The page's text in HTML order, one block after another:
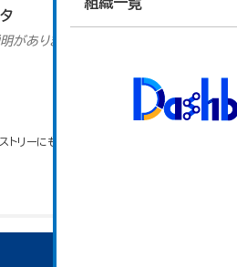
組織一覧
がありません
リーにもアクセス可能です